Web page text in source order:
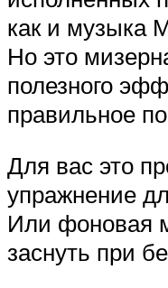
как и музыка
Но это
полезного
правильное
Для вас это
упражнение
Или фоновая
заснуть при